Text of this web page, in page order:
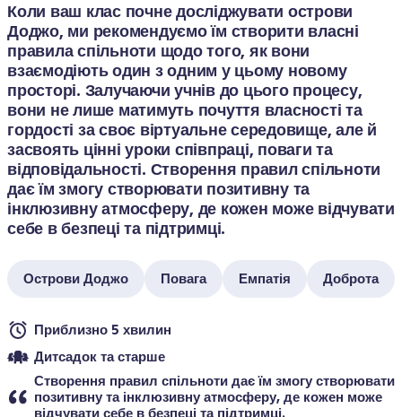
Коли ваш клас почне досліджувати острови
Доджо, ми рекомендуємо їм створити власні
правила спільноти щодо того, як вони
взаємодіють один з одним у цьому новому
просторі. Залучаючи учнів до цього процесу,
вони не лише матимуть почуття власності та
гордості за своє віртуальне середовище, але й
засвоять цінні уроки співпраці, поваги та
відповідальності. Створення правил спільноти
дає їм змогу створювати позитивну та
інклюзивну атмосферу, де кожен може відчувати
себе в безпеці та підтримці.
Острови Доджо Повага Емпатія Доброта
Приблизно 5 хвилин
Дитсадок та старше
Створення правил спільноти дає їм змогу створювати
позитивну та інклюзивну атмосферу, де кожен може
відчувати себе в безпеці та підтримці.